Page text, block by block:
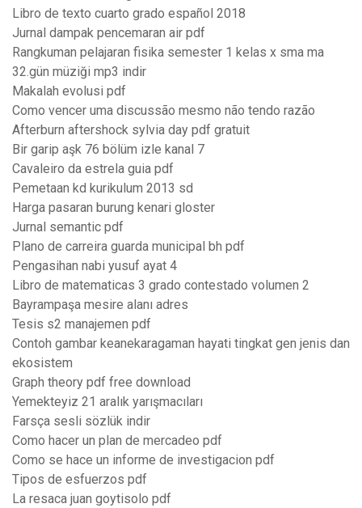
Libro de texto cuarto grado español 2018
Jurnal dampak pencemaran air pdf
Rangkuman pelajaran fisika semester 1 kelas x sma ma
32.gün müziği mp3 indir
Makalah evolusi pdf
Como vencer uma discussão mesmo não tendo razão
Afterburn aftershock sylvia day pdf gratuit
Bir garip aşk 76 bölüm izle kanal 7
Cavaleiro da estrela guia pdf
Pemetaan kd kurikulum 2013 sd
Harga pasaran burung kenari gloster
Jurnal semantic pdf
Plano de carreira guarda municipal bh pdf
Pengasihan nabi yusuf ayat 4
Libro de matematicas 3 grado contestado volumen 2
Bayrampaşa mesire alanı adres
Tesis s2 manajemen pdf
Contoh gambar keanekaragaman hayati tingkat gen jenis dan
ekosistem
Graph theory pdf free download
Yemekteyiz 21 aralık yarışmacıları
Farsça sesli sözlük indir
Como hacer un plan de mercadeo pdf
Como se hace un informe de investigacion pdf
Tipos de esfuerzos pdf
La resaca juan goytisolo pdf